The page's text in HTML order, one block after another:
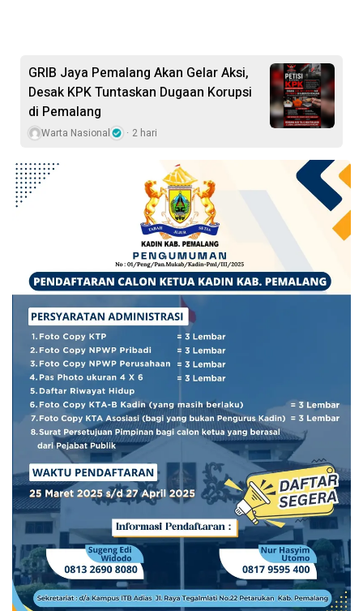
GRIB Jaya Pemalang Akan Gelar Aksi,
Desak KPK Tuntaskan Dugaan Korupsi
di Pemalang
Warta Nasional 2 hari